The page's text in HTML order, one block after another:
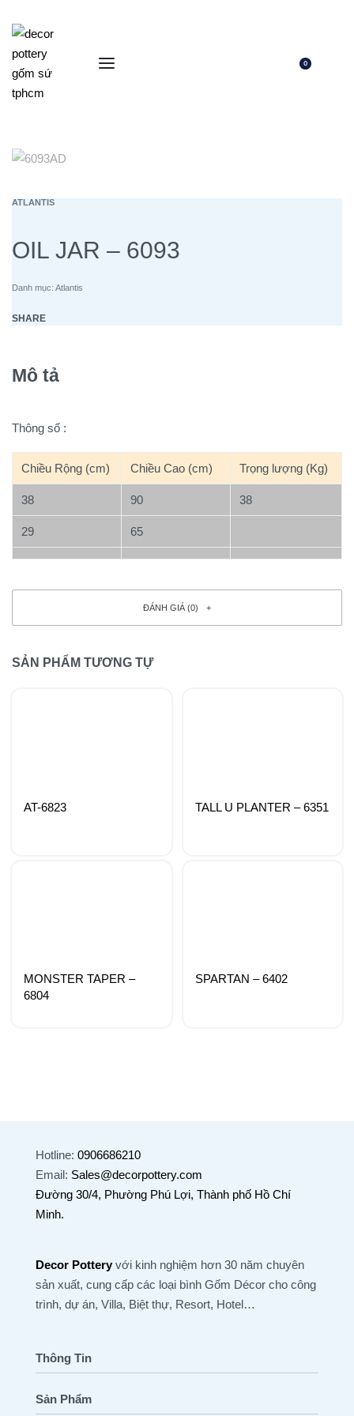
0
ATLANTIS
OIL JAR – 6093
Danh mục: Atlantis
SHARE
Mô tả
Thông số :
Chiều Rộng (cm) Chiều Cao (cm) Trọng lượng (Kg)
38 90 38
29 65
ĐÁNH GIÁ (0)
SẢN PHẨM TƯƠNG TỰ
AT-6823 TALL U PLANTER – 6351
MONSTER TAPER –
6804
SPARTAN – 6402
Hotline: 0906686210
Email: Sales@decorpottery.com
Đường 30/4, Phường Phú Lợi, Thành phố Hồ Chí
Minh.
Decor Potteryvới kinh nghiệm hơn 30 năm chuyên
sản xuất, cung cấp các loại bình Gốm Décor cho công
trình, dự án, Villa, Biệt thự, Resort, Hotel…
Thông Tin
Trang Chủ
Sản Phẩm